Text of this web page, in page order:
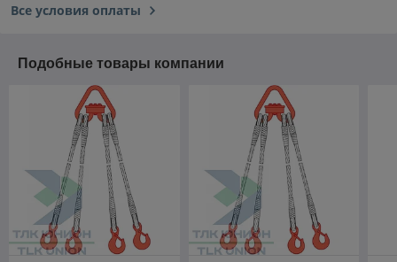
Все условия оплаты
Подобные товары компании